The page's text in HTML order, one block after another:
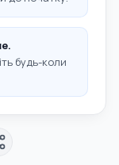
будь-коли